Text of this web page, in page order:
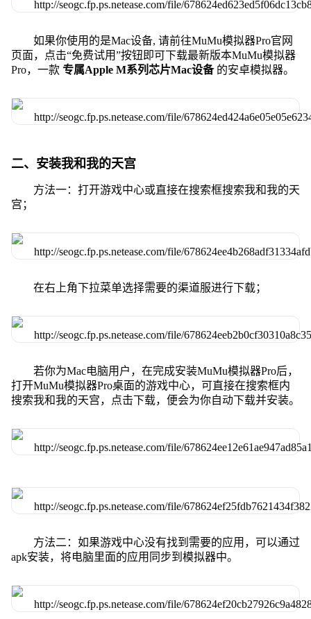
如果你使用的是Mac设备, 请前往MuMu模拟器Pro官网
页面，点击“免费试用”按钮即可下载最新版本MuMu模拟器
Pro，一款 专属Apple M系列芯片Mac设备 的安卓模拟器。
二、安装我和我的天宫
方法一：打开游戏中心或直接在搜索框搜索我和我的天
宫；
在右上角下拉菜单选择需要的渠道服进行下载；
若你为Mac电脑用户，在完成安装MuMu模拟器Pro后，
打开MuMu模拟器Pro桌面的游戏中心，可直接在搜索框内
搜索我和我的天宫，点击下载，便会为你自动下载并安装。
方法二：如果游戏中心没有找到需要的应用，可以通过
apk安装，将电脑里面的应用同步到模拟器中。